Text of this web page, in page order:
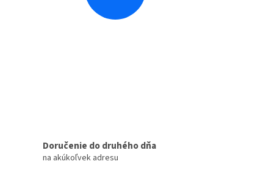
Doručenie do druhého dňa
na akúkoľvek adresu